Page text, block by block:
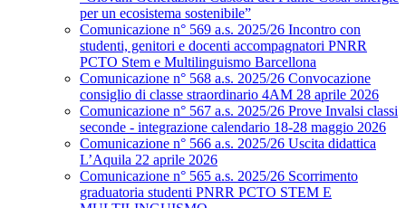
per un ecosistema sostenibile”
Comunicazione n° 569 a.s. 2025/26 Incontro con
studenti, genitori e docenti accompagnatori PNRR
PCTO Stem e Multilinguismo Barcellona
Comunicazione n° 568 a.s. 2025/26 Convocazione
consiglio di classe straordinario 4AM 28 aprile 2026
Comunicazione n° 567 a.s. 2025/26 Prove Invalsi classi
seconde - integrazione calendario 18-28 maggio 2026
Comunicazione n° 566 a.s. 2025/26 Uscita didattica
L’Aquila 22 aprile 2026
Comunicazione n° 565 a.s. 2025/26 Scorrimento
graduatoria studenti PNRR PCTO STEM E